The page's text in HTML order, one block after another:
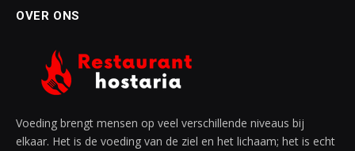
OVER ONS
Voeding brengt mensen op veel verschillende niveaus bij
elkaar. Het is de voeding van de ziel en het lichaam; het is echt